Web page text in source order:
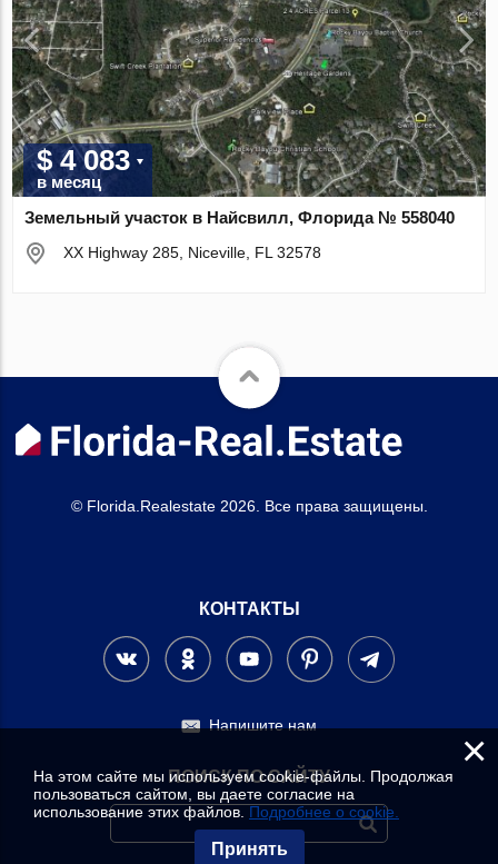
$ 4 083
в месяц
Земельный участок в Найсвилл, Флорида № 558040
XX Highway 285, Niceville, FL 32578
© Florida.Realestate 2026. Все права защищены.
КОНТАКТЫ
Напишите нам
ПОИСК ПО САЙТУ
×
На этом сайте мы используем cookie-файлы. Продолжая
пользоваться сайтом, вы даете согласие на
использование этих файлов. Подробнее о cookie.
Принять